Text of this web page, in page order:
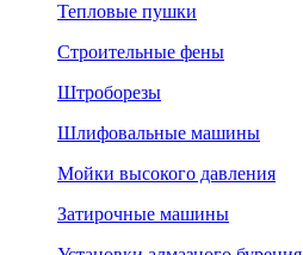
Тепловые пушки
Строительные фены
Штроборезы
Шлифовальные машины
Мойки высокого давления
Затирочные машины